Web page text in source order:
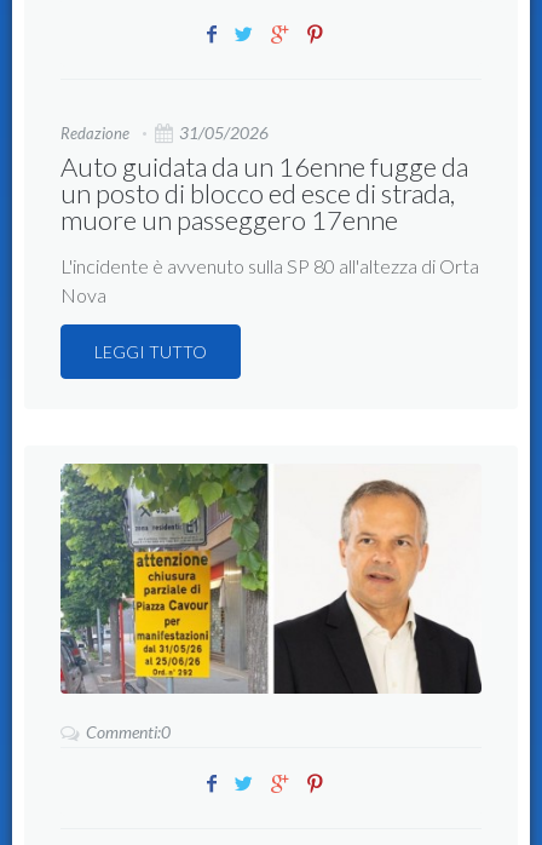
Redazione 31/05/2026
Auto guidata da un 16enne fugge da
un posto di blocco ed esce di strada,
muore un passeggero 17enne
L'incidente è avvenuto sulla SP 80 all'altezza di Orta
Nova
LEGGI TUTTO
Commenti:0